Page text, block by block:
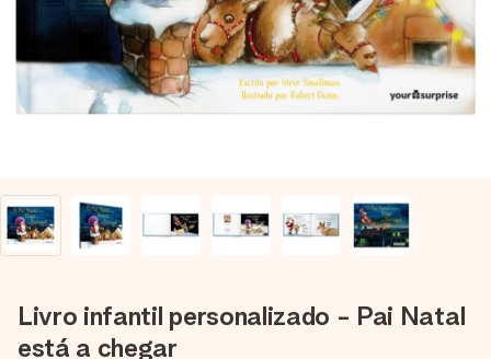
dela, uma foto ou uma mensagem que realmente toca o
coração. Sem complicações, apenas todo o amor num
momento especial.
Livro infantil personalizado - Pai Natal
está a chegar